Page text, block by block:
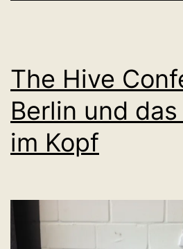
The Hive
Berlin und
im Kopf